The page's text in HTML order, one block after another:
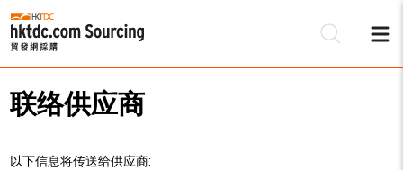
联络供应商
以下信息将传送给供应商: